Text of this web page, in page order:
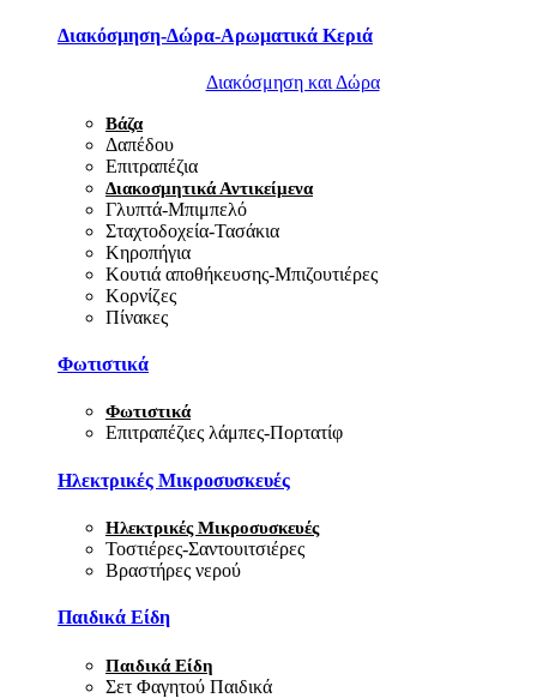
Διακόσμηση-Δώρα-Αρωματικά Κεριά
Διακόσμηση και Δώρα
Βάζα
Δαπέδου
Επιτραπέζια
Διακοσμητικά Αντικείμενα
Γλυπτά-Μπιμπελό
Σταχτοδοχεία-Τασάκια
Κηροπήγια
Κουτιά αποθήκευσης-Μπιζουτιέρες
Κορνίζες
Πίνακες
Φωτιστικά
Φωτιστικά
Επιτραπέζιες λάμπες-Πορτατίφ
Ηλεκτρικές Μικροσυσκευές
Ηλεκτρικές Μικροσυσκευές
Τοστιέρες-Σαντουιτσιέρες
Βραστήρες νερού
Παιδικά Είδη
Παιδικά Είδη
Σετ Φαγητού Παιδικά